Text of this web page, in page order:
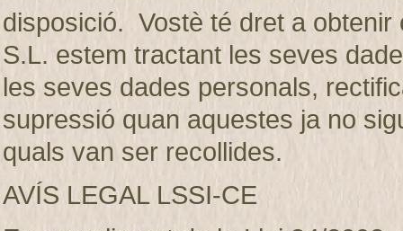
disposició. Vostè té dret a
S.L. estem tractant les seves
les seves dades personals,
supressió quan aquestes ja no
quals van ser recollides.
AVÍS LEGAL LSSI-CE